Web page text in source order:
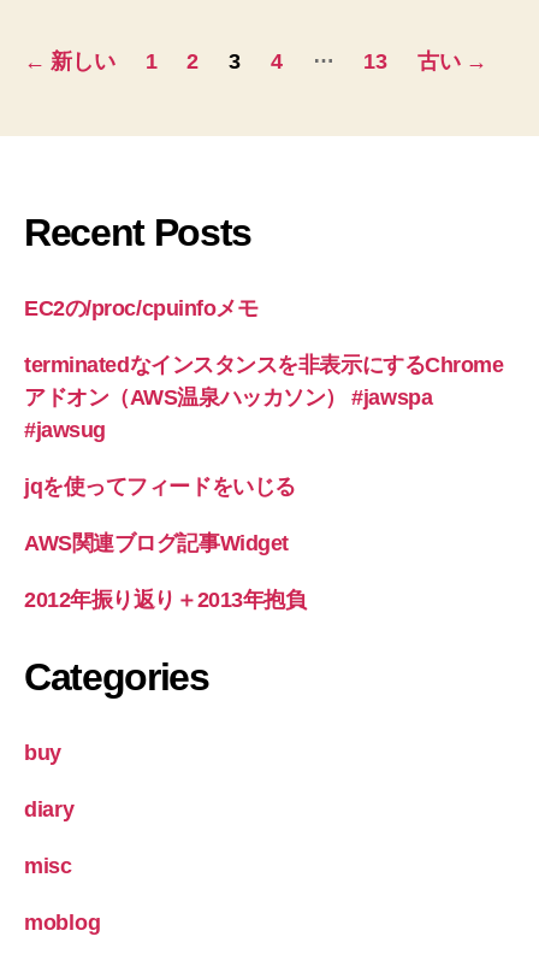
サ
す
ぐ
投
ナ
ゲ
ー
ョ
ン
← 新しい 1 2 3 4 … 13 古い →
Recent Posts
EC2の/proc/cpuinfoメモ
terminatedなインスタンスを非表示にするChrome
アドオン（AWS温泉ハッカソン） #jawspa
#jawsug
jqを使ってフィードをいじる
AWS関連ブログ記事Widget
2012年振り返り＋2013年抱負
Categories
buy
diary
misc
moblog